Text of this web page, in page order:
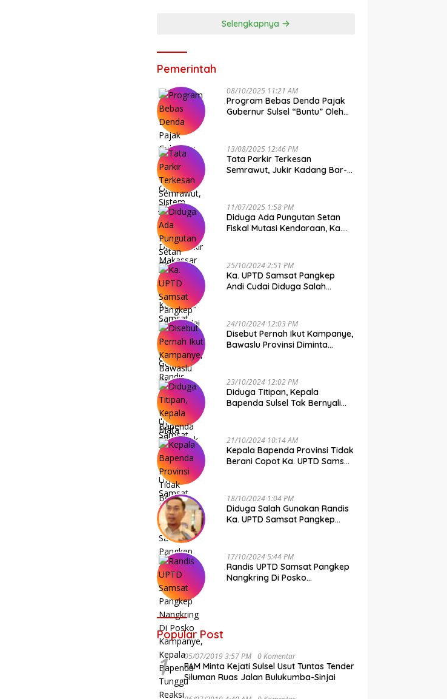
Selengkapnya
Pemerintah
08/10/2025 11:21 AM
Program Bebas Denda Pajak
Gubernur Sulsel “Buntu” Oleh
13/08/2025 12:46 PM
Tata Parkir Terkesan
Semrawut, Jukir Kadang Bar-
11/07/2025 1:58 PM
Diduga Ada Pungutan Setan
Fiskal Mutasi Kendaraan, Ka.
25/10/2024 2:51 PM
Ka. UPTD Samsat Pangkep
Andi Cudai Diduga Salah
24/10/2024 12:03 PM
Disebut Pernah Ikut Kampanye,
Bawaslu Provinsi Diminta
23/10/2024 12:02 PM
Diduga Titipan, Kepala
Bapenda Sulsel Tak Bernyali
21/10/2024 10:14 AM
Kepala Bapenda Provinsi Tidak
Berani Copot Ka. UPTD Samsat
18/10/2024 1:04 PM
Diduga Salah Gunakan Randis
Ka. UPTD Samsat Pangkep
17/10/2024 5:44 PM
Randis UPTD Samsat Pangkep
Nangkring Di Posko
Popular Post
1 05/07/2019 3:57 PM 0 Komentar
FAM Minta Kejati Sulsel Usut Tuntas Tender
Siluman Ruas Jalan Bulukumba-Sinjai